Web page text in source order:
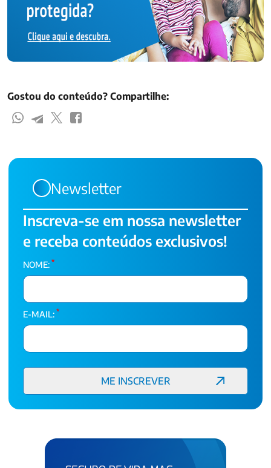
Gostou do conteúdo? Compartilhe:
Newsletter
Inscreva-se em nossa newsletter
e receba conteúdos exclusivos!
NOME: *
E-MAIL: *